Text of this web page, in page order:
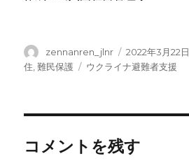
投
稿
zennanren_jlnr
投
稿
2022年3月22日
住 ,難民保護
タ
ウクライナ避難者支援
コメントを残す